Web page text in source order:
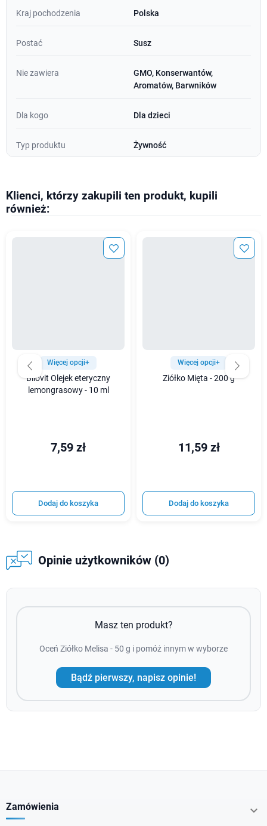
Kraj pochodzenia Polska
Postać Susz
Nie zawiera
GMO, Konserwantów,
Aromatów, Barwników
Dla kogo Dla dzieci
Typ produktu Żywność
Klienci, którzy zakupili ten produkt, kupili
również:
Więcej opcji+
Bilovit Olejek eteryczny
lemongrasowy - 10 ml
7,59 zł
Dodaj do koszyka
Więcej opcji+
Ziółko Mięta - 200 g
11,59 zł
Dodaj do koszyka
Opinie użytkowników (0)
Masz ten produkt?
Oceń Ziółko Melisa - 50 g i pomóż innym w wyborze
Bądź pierwszy, napisz opinie!
Zamówienia 